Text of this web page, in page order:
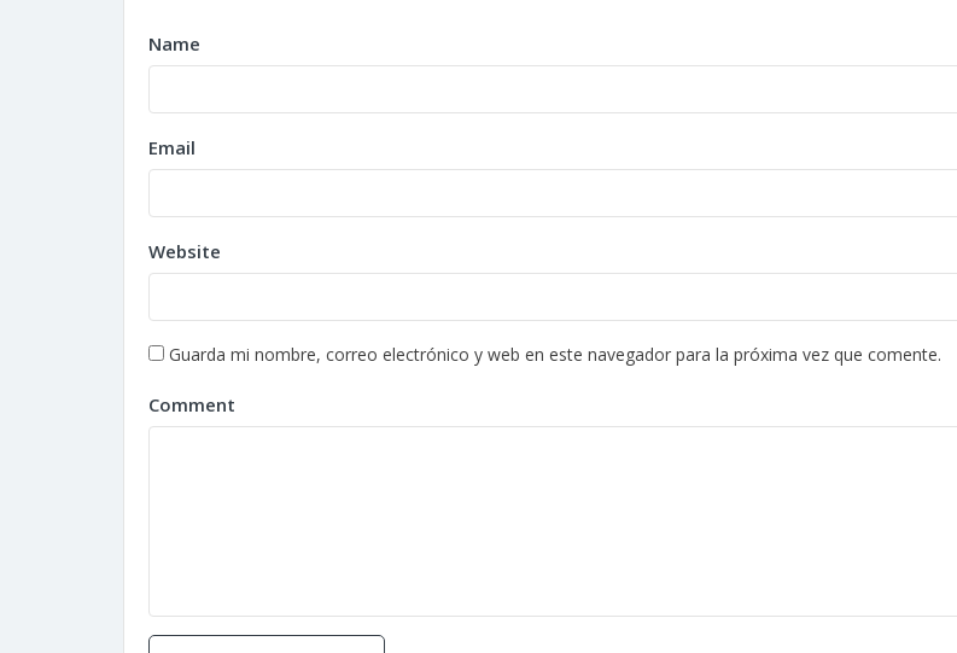
Name
Email
Website
Guarda mi nombre, correo electrónico y web en este navegador para la próxima vez que comente.
Comment